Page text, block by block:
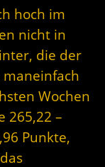
hoch im
nicht in
die der
Wochen
265,22 –
Punkte,